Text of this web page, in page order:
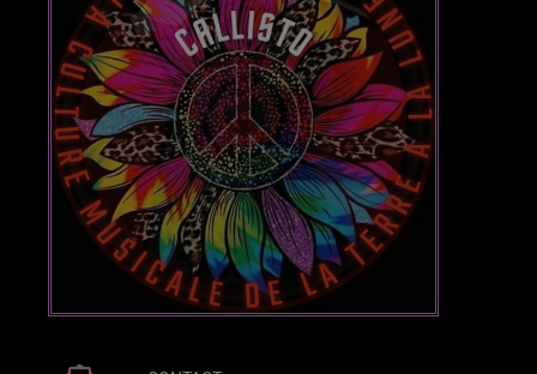
EMISSION EN COURS